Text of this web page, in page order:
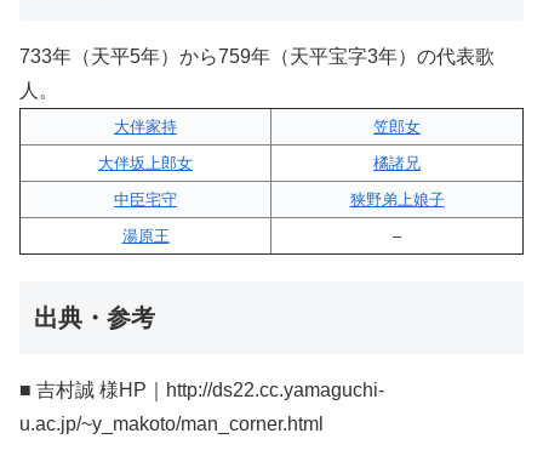
733年（天平5年）から759年（天平宝字3年）の代表歌
人。
大伴家持
笠郎女
大伴坂上郎女
橘諸兄
中臣宅守
狭野弟上娘子
湯原王
–
出典・参考
■ 吉村誠 様HP｜http://ds22.cc.yamaguchi-
u.ac.jp/~y_makoto/man_corner.html